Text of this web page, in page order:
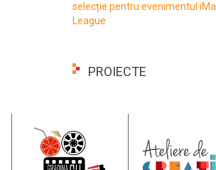
selecție pentru evenimentul
League
PROIECTE